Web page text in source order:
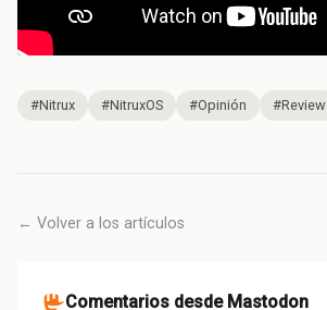
#Nitrux #NitruxOS #Opinión #Review
← Volver a los artículos
Comentarios desde Mastodon